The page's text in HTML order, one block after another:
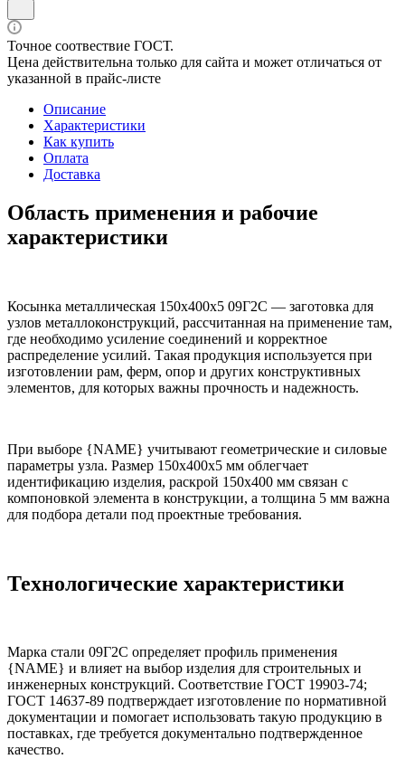
Точное соотвествие ГОСТ.
Цена действительна только для сайта и может отличаться от
указанной в прайс-листе
Описание
Характеристики
Как купить
Оплата
Доставка
Область применения и рабочие
характеристики
Косынка металлическая 150х400х5 09Г2С — заготовка для
узлов металлоконструкций, рассчитанная на применение там,
где необходимо усиление соединений и корректное
распределение усилий. Такая продукция используется при
изготовлении рам, ферм, опор и других конструктивных
элементов, для которых важны прочность и надежность.
При выборе {NAME} учитывают геометрические и силовые
параметры узла. Размер 150х400х5 мм облегчает
идентификацию изделия, раскрой 150х400 мм связан с
компоновкой элемента в конструкции, а толщина 5 мм важна
для подбора детали под проектные требования.
Технологические характеристики
Марка стали 09Г2С определяет профиль применения
{NAME} и влияет на выбор изделия для строительных и
инженерных конструкций. Соответствие ГОСТ 19903-74;
ГОСТ 14637-89 подтверждает изготовление по нормативной
документации и помогает использовать такую продукцию в
поставках, где требуется документально подтвержденное
качество.